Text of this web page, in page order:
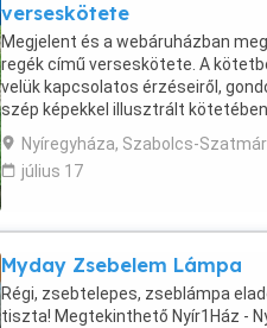
verseskötete
Megjelent és a webáruházban
regék című verseskötete. A
velük kapcsolatos érzéseiről,
szép képekkel illusztrált
webáruháza" szöveg beírásával ...
Nyíregyháza, Szabolcs-
július 17
Myday Zsebelem Lámpa
Régi, zsebtelepes, zseblámpa
tiszta! Megtekinthető Nyír1Ház -